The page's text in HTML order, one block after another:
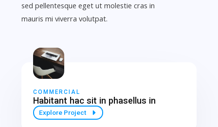
sed pellentesque eget ut molestie cras in
mauris mi viverra volutpat.
COMMERCIAL
Habitant hac sit in phasellus in
Explore Project